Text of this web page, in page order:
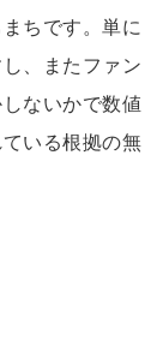
ちです。単に
、またファン
ないかで数値
いる根拠の無